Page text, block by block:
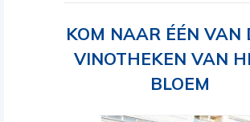
KOM NAAR ÉÉN VAN
VINOTHEKEN VAN
BLOEM